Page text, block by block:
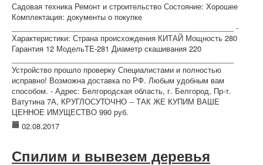
Садовая техника Ремонт и строительство Состояние: Хорошее
Комплектация: документы о покупке
______________________________________________________ -
Характеристики: Страна происхождения КИТАЙ Мощность 280
Гарантия 12 МодельTE-281 Диаметр скашивания 220
Устройство прошло проверку Специалистами и полностью
исправно! Возможна доставка по РФ. Любым удобным вам
способом. - Адрес: Белгородская область, г. Белгород, Пр-т.
Ватутина 7А, КРУГЛОСУТОЧНО -- ТАК ЖЕ КУПИМ ВАШЕ
ЦЕННОЕ ИМУЩЕСТВО 990 руб.
02.08.2017
Спилим и вывезем деревья